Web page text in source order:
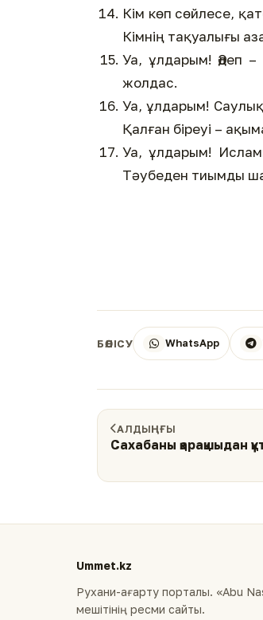
Кім көп сөйлесе,
Кімнің тақуалығы
Уа, ұлдарым! Әдеп
жолдас.
Уа, ұлдарым!
Қалған біреуі –
Уа, ұлдарым!
Тәубеден тиымды
БӨЛІСУ WhatsApp
АЛДЫҢҒЫ
Сахабаны қарақшыдан
Ummet.kz
Рухани-ағарту порталы. «Abu
мешітінің ресми сайты.